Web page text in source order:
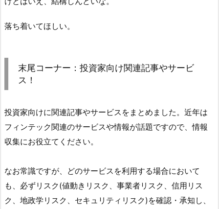
落ち着いてほしい。
末尾コーナー：投資家向け関連記事やサービ
ス！
投資家向けに関連記事やサービスをまとめました。近年は
フィンテック関連のサービスや情報が話題ですので、情報
収集にお役立てください。
なお常識ですが、どのサービスを利用する場合において
も、必ずリスク(値動きリスク、事業者リスク、信用リス
ク、地政学リスク、セキュリティリスク)を確認・承知し、